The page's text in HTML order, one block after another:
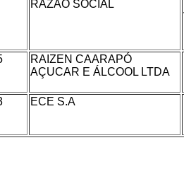
RAZÃO SOCIAL
RAIZEN CAARAPÓ
AÇUCAR E ÁLCOOL LTDA
ECE S.A